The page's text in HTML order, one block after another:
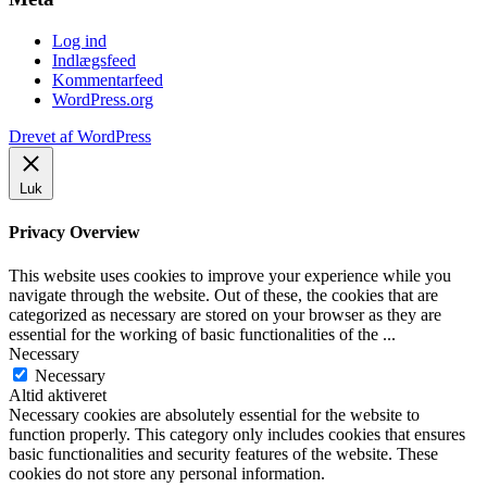
Log ind
Indlægsfeed
Kommentarfeed
WordPress.org
Drevet af WordPress
Luk
Privacy Overview
This website uses cookies to improve your experience while you
navigate through the website. Out of these, the cookies that are
categorized as necessary are stored on your browser as they are
essential for the working of basic functionalities of the ...
Necessary
Necessary
Altid aktiveret
Necessary cookies are absolutely essential for the website to
function properly. This category only includes cookies that ensures
basic functionalities and security features of the website. These
cookies do not store any personal information.